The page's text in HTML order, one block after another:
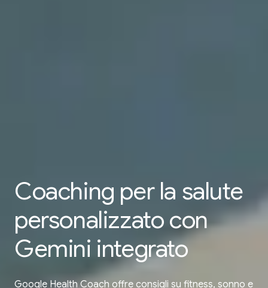
Coaching per la salute
personalizzato con
Gemini integrato
Google Health Coach offre consigli su fitness, sonno e